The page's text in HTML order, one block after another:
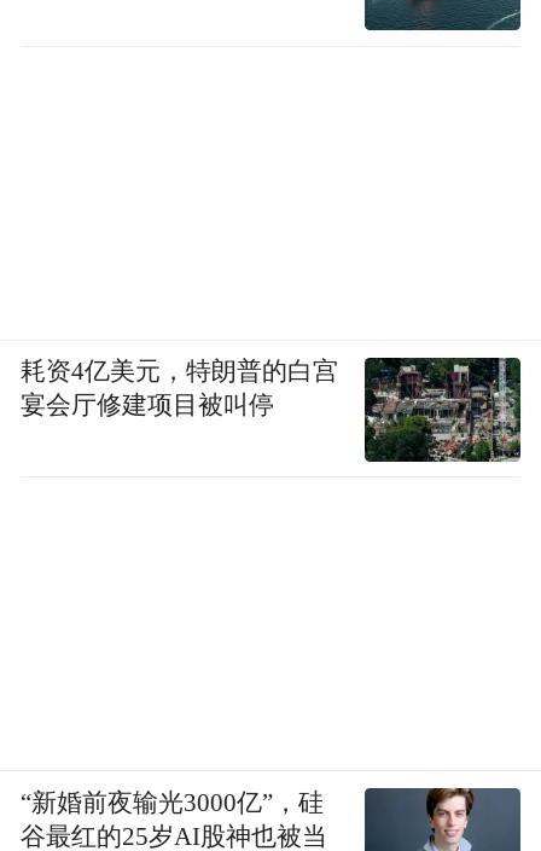
耗资4亿美元，特朗普的白宫
宴会厅修建项目被叫停
“新婚前夜输光3000亿”，硅
谷最红的25岁AI股神也被当